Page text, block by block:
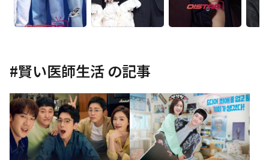
#賢い医師生活 の記事